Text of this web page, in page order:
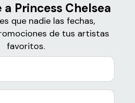
Princess Chelsea
que nadie las fechas,
de tus artistas
favoritos.